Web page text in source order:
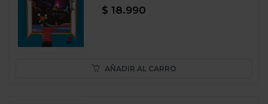
$ 18.990
AÑADIR AL CARRO